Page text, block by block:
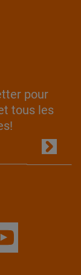
pour
tous les